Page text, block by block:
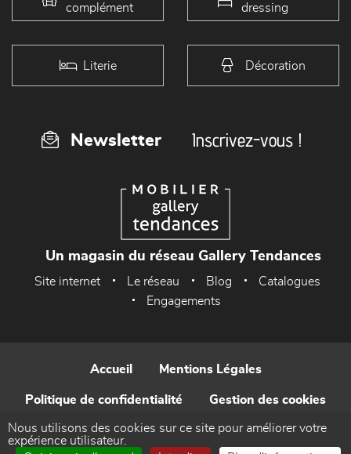
complément
dressing
Literie Décoration
Newsletter Inscrivez-vous !
Un magasin du réseau Gallery Tendances
Site internet Le réseau Blog
Catalogues
Engagements
Accueil Mentions Légales
Politique de confidentialité Gestion des cookies
Contact
Nous utilisons des cookies sur ce site pour améliorer votre
expérience utilisateur.